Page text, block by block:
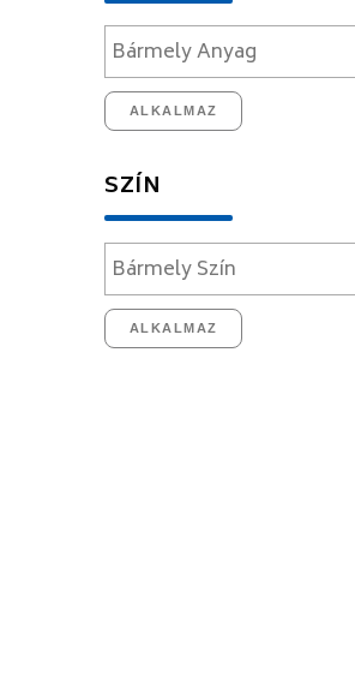
ALKALMAZ
SZÍN
ALKALMAZ